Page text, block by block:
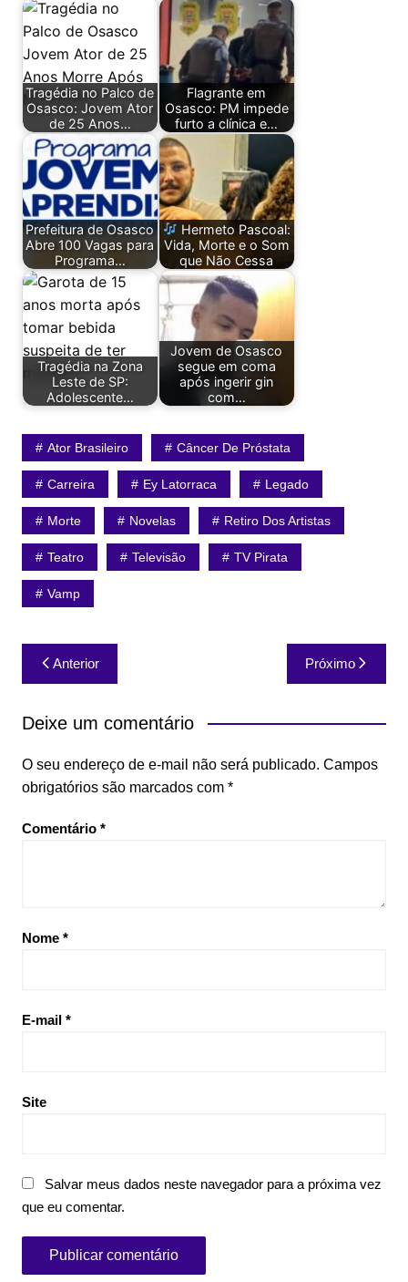
Tragédia no Palco de
Osasco: Jovem Ator
de 25 Anos…
Flagrante em
Osasco: PM impede
furto a clínica e…
Prefeitura de Osasco
Abre 100 Vagas para
Programa…
Hermeto Pascoal:
Vida, Morte e o Som
que Não Cessa
Tragédia na Zona
Leste de SP:
Adolescente…
Jovem de Osasco
segue em coma
após ingerir gin
com…
Ator Brasileiro Câncer De Próstata
Carreira Ey Latorraca Legado
Morte Novelas Retiro Dos Artistas
Teatro Televisão TV Pirata
Vamp
Navegação
de
Post
Anterior Próximo
Deixe um comentário
O seu endereço de e-mail não será publicado. Campos
obrigatórios são marcados com *
Comentário *
Nome *
E-mail *
Site
Salvar meus dados neste navegador para a próxima vez
que eu comentar.